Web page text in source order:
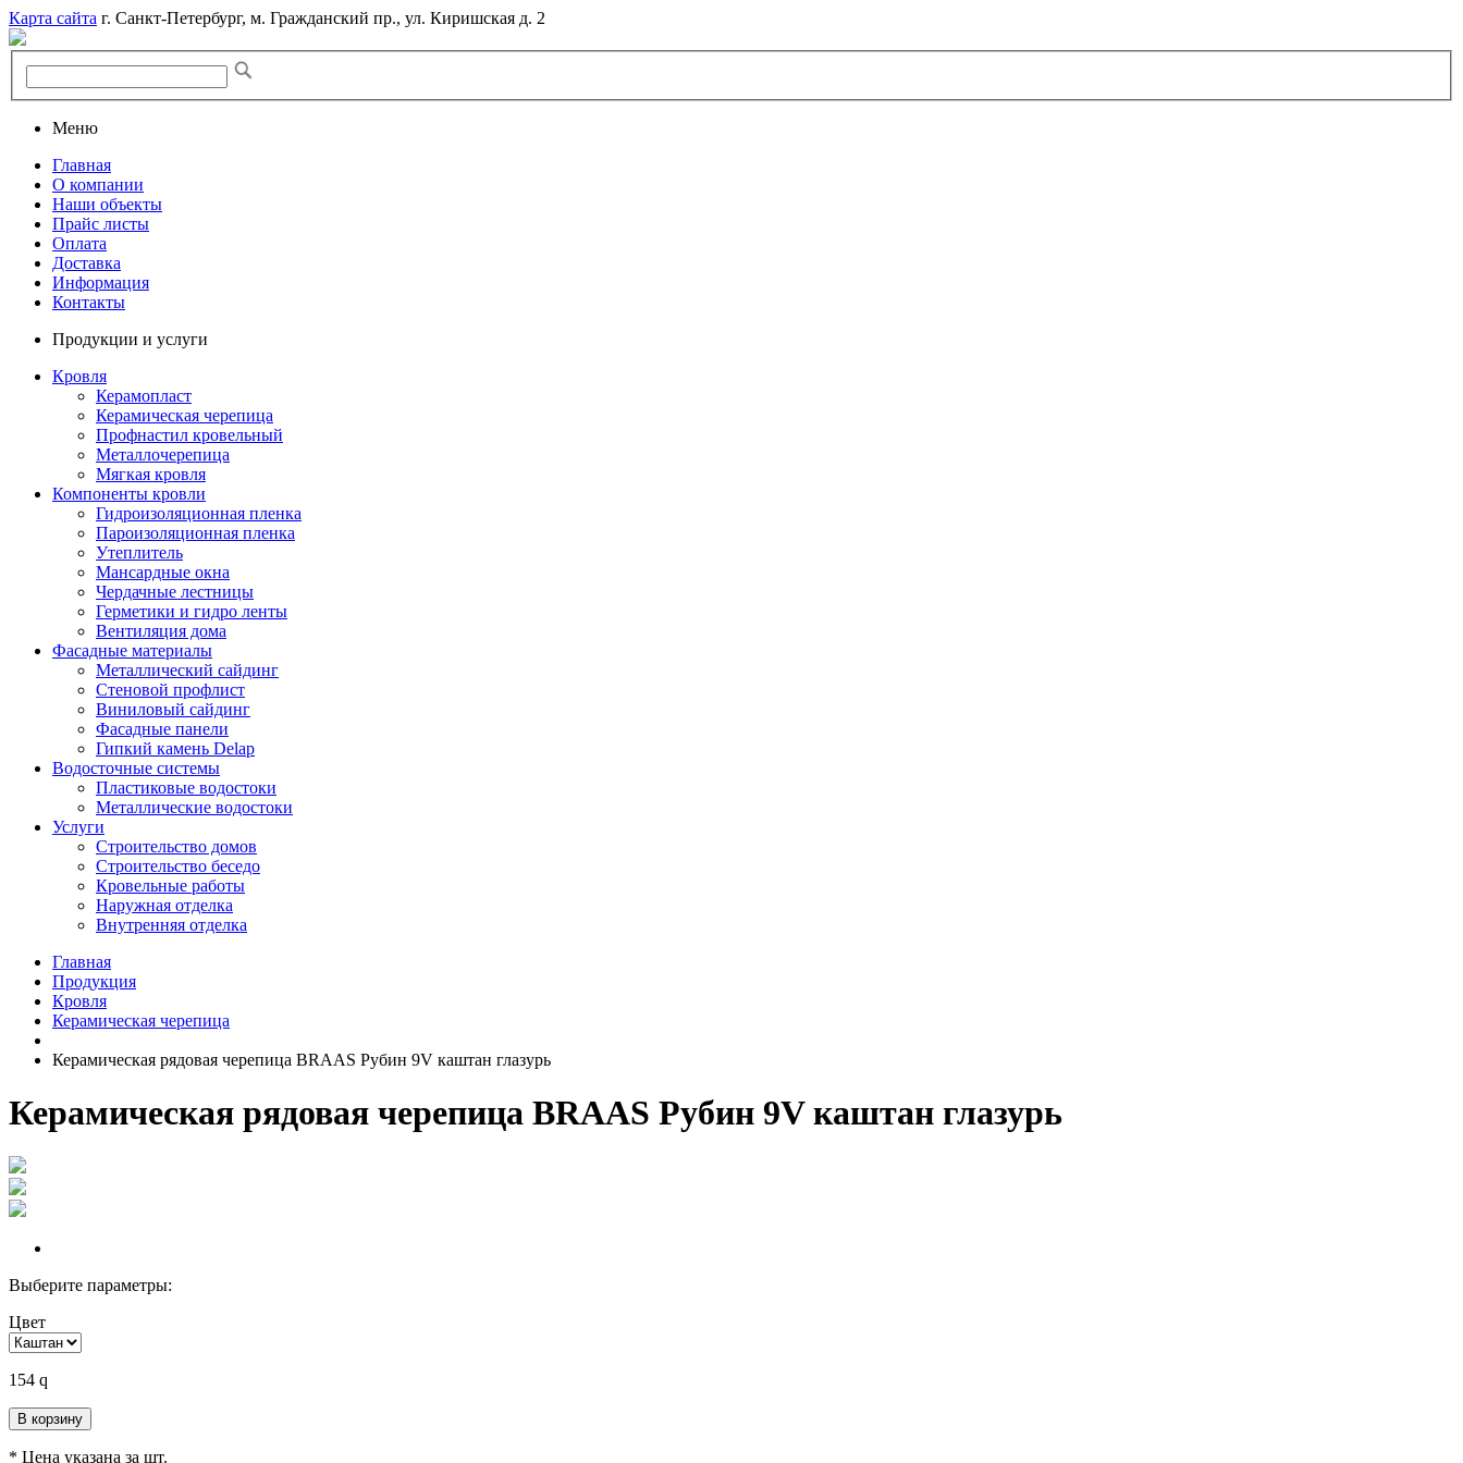
Карта сайта г. Санкт-Петербург, м. Гражданский пр., ул. Киришская д. 2
Меню
Главная
О компании
Наши объекты
Прайс листы
Оплата
Доставка
Информация
Контакты
Продукции и услуги
Кровля
Керамопласт
Керамическая черепица
Профнастил кровельный
Металлочерепица
Мягкая кровля
Компоненты кровли
Гидроизоляционная пленка
Пароизоляционная пленка
Утеплитель
Мансардные окна
Чердачные лестницы
Герметики и гидро ленты
Вентиляция дома
Фасадные материалы
Металлический сайдинг
Стеновой профлист
Виниловый сайдинг
Фасадные панели
Гипкий камень Delap
Водосточные системы
Пластиковые водостоки
Металлические водостоки
Услуги
Строительство домов
Строительство беседо
Кровельные работы
Наружная отделка
Внутренняя отделка
Главная
Продукция
Кровля
Керамическая черепица
Керамическая рядовая черепица BRAAS Рубин 9V каштан глазурь
Керамическая рядовая черепица BRAAS Рубин 9V каштан глазурь
Выберите параметры:
Цвет
154 q
В корзину
* Цена указана за шт.